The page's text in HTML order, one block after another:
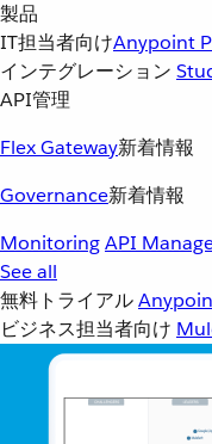
製品
IT担当者向けAnypoint
インテグレーション
API管理
Flex Gateway新着情報
Governance新着情報
MonitoringAPI
See all
無料トライアル
ビジネス担当者向け